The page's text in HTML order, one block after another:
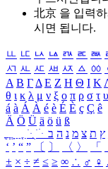
北京 을 입력
시면 됩니다.
ㅥ ㅦ ㅧ ㅨ ㅩ ㅪ ㅫ
ㅺ ㅻ ㅼ ㅽ ㅾ ㅿ ㆀ
Α Β ΓΔ Ε Ζ Η Θ Ι Κ
θ ι κ λ μ ν ξ ο π ρ σ τ υ
á à Á À é è É È ç Ç ê
Ä Ö Ü ä ö ü ß
ִֶֹ ֻּ ׁׂ ץ ת צ מ נ ה ב
‘ ’ “ ” 〔 〕 〈 〉 「
± × ÷ ≠ ≤ ≥ ∞ ∴ ♂ ♀